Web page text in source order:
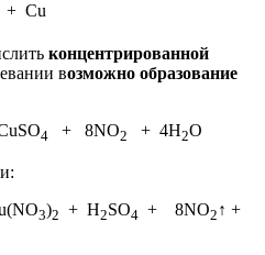
+ Cu
концентрированной
возможно образование
4 + 8NO2 + 4H2O
3)2 + H2SO4 + 8NO2 ↑ +